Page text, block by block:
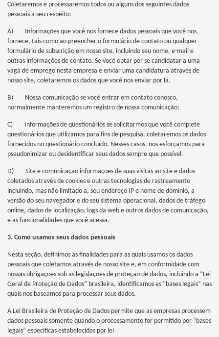
Coletaremos e processaremos todos ou alguns dos seguintes dados
pessoais a seu respeito:
A) Informações que você nos fornece dados pessoais que você nos
fornece, tais como ao preencher o formulário de contato ou qualquer
formulário de subscrição em nosso site, incluindo seu nome, e-mail e
outras informações de contato. Se você optar por se candidatar a uma
vaga de emprego nesta empresa e enviar uma candidatura através de
nosso site, coletaremos os dados que você nos enviar por lá.
B) Nossa comunicação se você entrar em contato conosco,
normalmente manteremos um registro de nossa comunicação;
C) Informações de questionários se solicitarmos que você complete
questionários que utilizamos para fins de pesquisa, coletaremos os dados
fornecidos no questionário concluído. Nesses casos, nos esforçamos para
pseudonimizar ou desidentificar seus dados sempre que possível.
D) Site e comunicação informações de suas visitas ao site e dados
coletados através de cookies e outras tecnologias de rastreamento
incluindo, mas não limitado a, seu endereço IP e nome de domínio, a
versão do seu navegador e do seu sistema operacional, dados de tráfego
online, dados de localização, logs da web e outros dados de comunicação,
e as funcionalidades que você acessa.
3. Como usamos seus dados pessoais
Nesta seção, definimos as finalidades para as quais usamos os dados
pessoais que coletamos através de nosso site e, em conformidade com
nossas obrigações sob as legislações de proteção de dados, incluindo a “Lei
Geral de Proteção de Dados” brasileira, identificamos as “bases legais” nas
quais nos baseamos para processar seus dados.
A Lei Brasileira de Proteção de Dados permite que as empresas processem
dados pessoais somente quando o processamento for permitido por “bases
legais” específicas estabelecidas por lei